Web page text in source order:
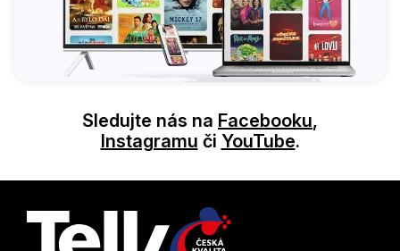
Sledujte nás na Facebooku,
Instagramu či YouTube.